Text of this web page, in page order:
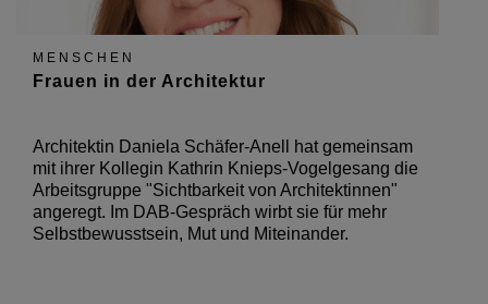
MENSCHEN
Frauen in der Architektur
Architektin Daniela Schäfer-Anell hat gemeinsam
mit ihrer Kollegin Kathrin Knieps-Vogelgesang die
Arbeitsgruppe "Sichtbarkeit von Architektinnen"
angeregt. Im DAB-Gespräch wirbt sie für mehr
Selbstbewusstsein, Mut und Miteinander.